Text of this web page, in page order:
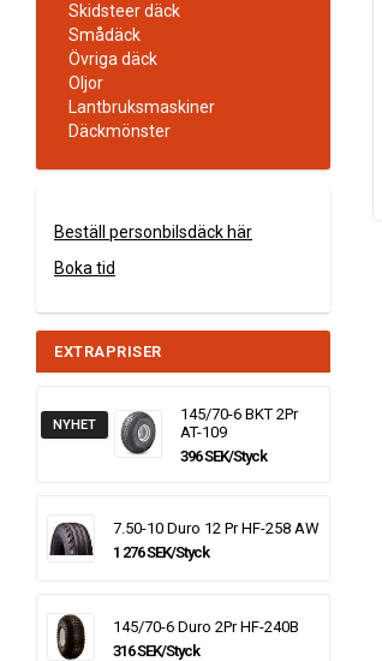
Skidsteer däck
Smådäck
Övriga däck
Oljor
Lantbruksmaskiner
Däckmönster
Beställ personbilsdäck här
Boka tid
EXTRAPRISER
NYHET
145/70-6 BKT 2Pr
AT-109
396 SEK/Styck
7.50-10 Duro 12 Pr HF-258 AW
1 276 SEK/Styck
145/70-6 Duro 2Pr HF-240B
316 SEK/Styck